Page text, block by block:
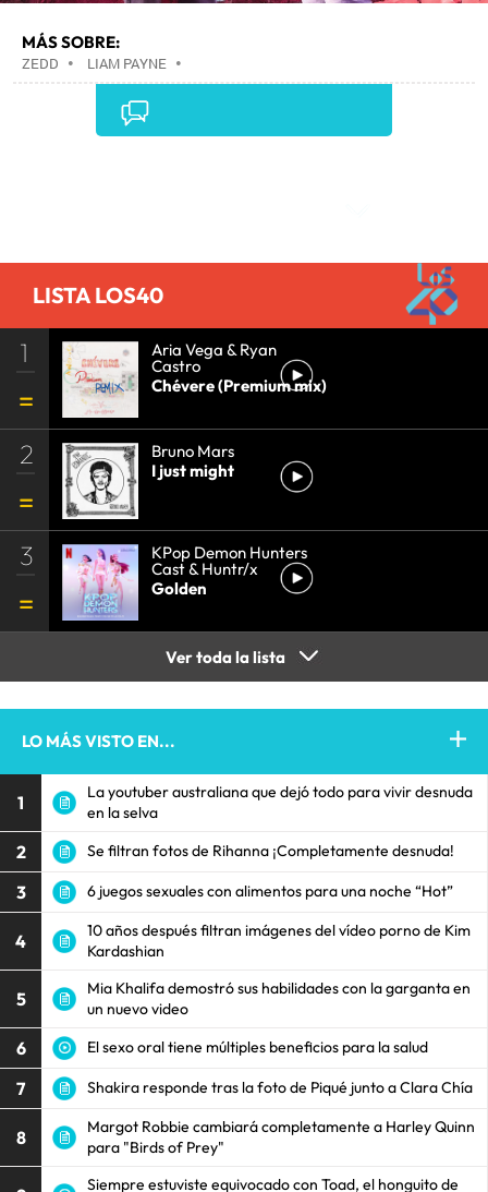
MÁS SOBRE:
ZEDD • LIAM PAYNE •
LISTA LOS40
1 Aria Vega & Ryan
Castro
Chévere (Premium mix)
2
Bruno Mars
I just might
3 KPop Demon Hunters
Cast & Huntr/x
Golden
Ver toda la lista
LO MÁS VISTO EN...
1
La youtuber australiana que dejó todo para vivir desnuda
en la selva
2 Se filtran fotos de Rihanna ¡Completamente desnuda!
3 6 juegos sexuales con alimentos para una noche “Hot”
4
10 años después filtran imágenes del vídeo porno de Kim
Kardashian
5
Mia Khalifa demostró sus habilidades con la garganta en
un nuevo video
6 El sexo oral tiene múltiples beneficios para la salud
7 Shakira responde tras la foto de Piqué junto a Clara Chía
8
Margot Robbie cambiará completamente a Harley Quinn
para "Birds of Prey"
Siempre estuviste equivocado con Toad, el honguito de